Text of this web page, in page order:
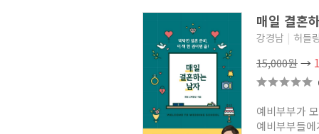
매일 결혼
강경남 | 허들
15,000원→
예비부부가
예비부부들